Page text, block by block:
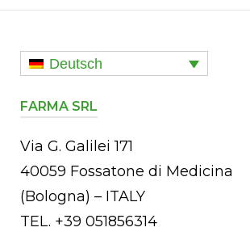
Deutsch
FARMA SRL
Via G. Galilei 171
40059 Fossatone di Medicina
(Bologna) – ITALY
TEL. +39 051856314